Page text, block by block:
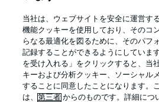
Official Partners
当社は、ウェブサイトを安全に運営す
機能クッキーを使用しており、そのコ
らなる最適化を図るために、そのパフ
記録することができるようにしていま
を受け入れる」をクリックすると、当
キーおよび分析クッキー、ソーシャル
することに同意したことになります。
は、第三者 からのものです。詳細につ